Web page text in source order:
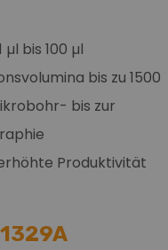
bis 100 µl
bis zu 1500
bis zur
Produktivität